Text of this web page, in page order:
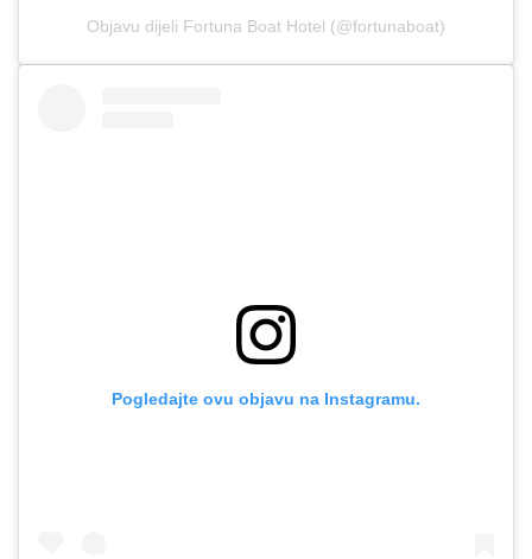
Objavu dijeli Fortuna Boat Hotel (@fortunaboat)
Pogledajte ovu objavu na Instagramu.